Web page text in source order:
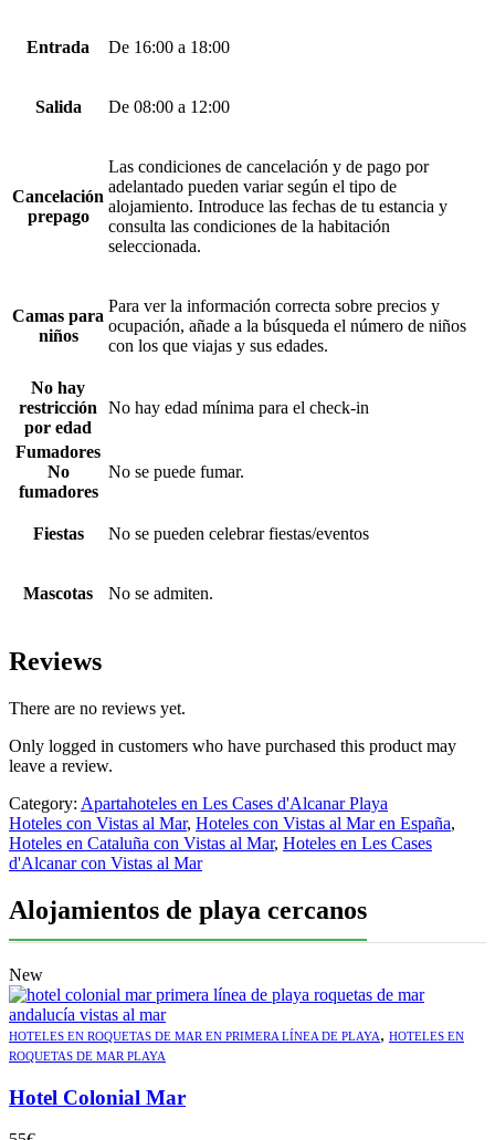
Entrada De 16:00 a 18:00
Salida De 08:00 a 12:00
Cancelación
prepago
Las condiciones de cancelación y de pago por
adelantado pueden variar según el tipo de
alojamiento. Introduce las fechas de tu estancia y
consulta las condiciones de la habitación
seleccionada.
Camas para
niños
Para ver la información correcta sobre precios y
ocupación, añade a la búsqueda el número de niños
con los que viajas y sus edades.
No hay
restricción
por edad
No hay edad mínima para el check-in
Fumadores
No
fumadores
No se puede fumar.
Fiestas No se pueden celebrar fiestas/eventos
Mascotas No se admiten.
Reviews
There are no reviews yet.
Only logged in customers who have purchased this product may
leave a review.
Category: Apartahoteles en Les Cases d'Alcanar Playa
Hoteles con Vistas al Mar, Hoteles con Vistas al Mar en España,
Hoteles en Cataluña con Vistas al Mar, Hoteles en Les Cases
d'Alcanar con Vistas al Mar
Alojamientos de playa cercanos
New
HOTELES EN ROQUETAS DE MAR EN PRIMERA LÍNEA DE PLAYA, HOTELES EN
ROQUETAS DE MAR PLAYA
Hotel Colonial Mar